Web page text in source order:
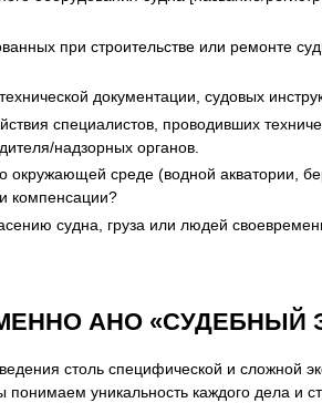
при строительстве или ремонте
документации, судовых
специалистов, проводивших
надзорных органов.
среде (водной акватории,
компенсации?
судна, груза или людей
АНО «СУДЕБНЫЙ
столь специфической и сложной
уникальность каждого дела и